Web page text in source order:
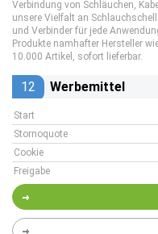
Verbindung von Schläuchen,
unsere Vielfalt an
und Verbinder für jede
Produkte namhafter Hersteller
10.000 Artikel, sofort lieferbar.
12 Werbemittel
Start
Stornoquote
Cookie
Freigabe